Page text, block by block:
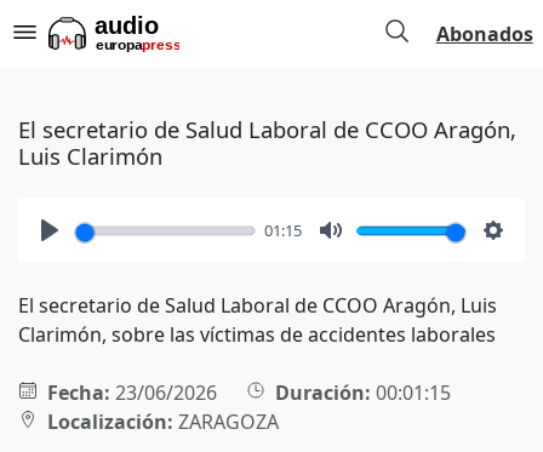
Abonados
El secretario de Salud Laboral de CCOO Aragón,
Luis Clarimón
01:15
El secretario de Salud Laboral de CCOO Aragón, Luis
Clarimón, sobre las víctimas de accidentes laborales
Fecha: 23/06/2026 Duración: 00:01:15
Localización: ZARAGOZA